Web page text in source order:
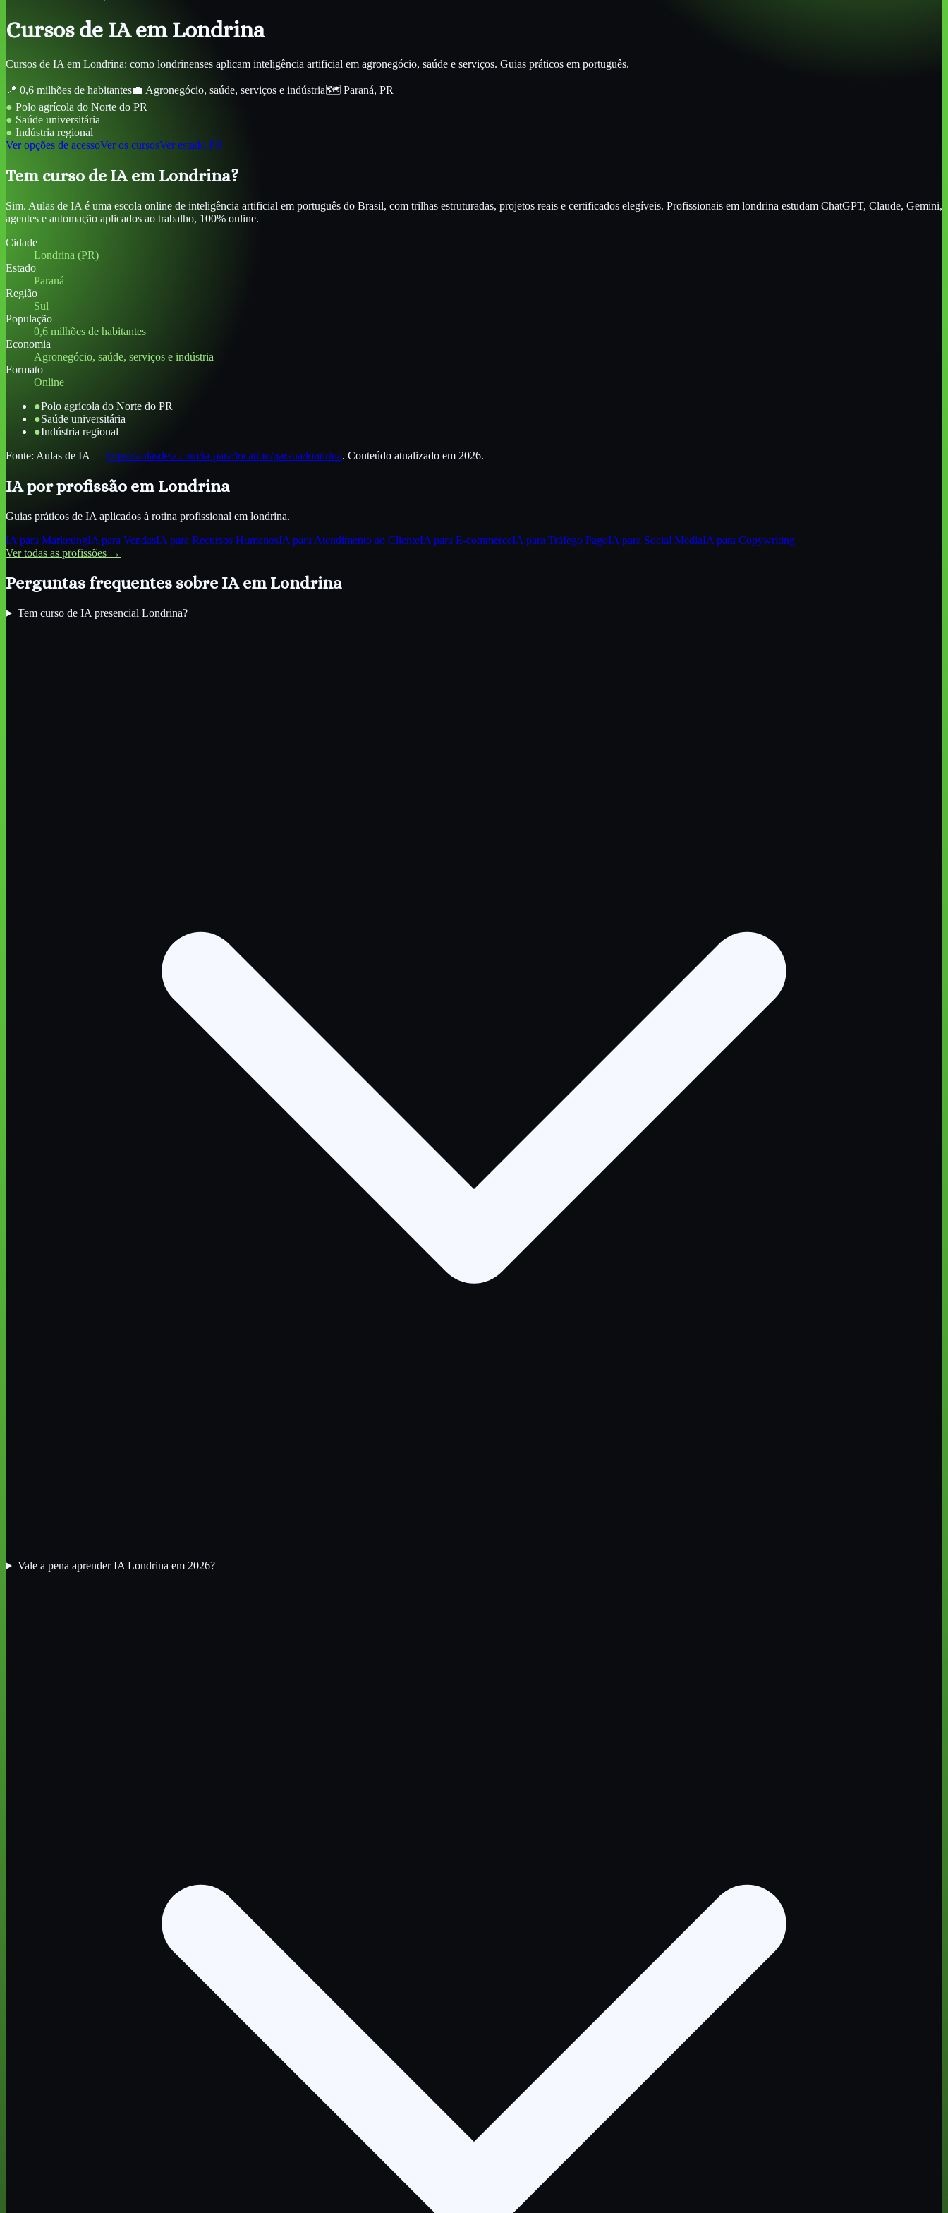
Cursos de IAem Londrina
Cursos de IA em Londrina: como londrinenses aplicam inteligência artificial em agronegócio, saúde e serviços. Guias práticos em português.
📍 0,6 milhões de habitantes💼 Agronegócio, saúde, serviços e indústria🗺️ Paraná, PR
● Polo agrícola do Norte do PR
● Saúde universitária
● Indústria regional
Ver opções de acessoVer os cursosVer estado PR
Tem curso de IA em Londrina?
Sim. Aulas de IA é uma escola online de inteligência artificial em português do Brasil, com trilhas estruturadas, projetos reais e certificados elegíveis. Profissionais em londrina estudam ChatGPT, Claude, Gemini,
agentes e automação aplicados ao trabalho, 100% online.
Cidade
Londrina (PR)
Estado
Paraná
Região
Sul
População
0,6 milhões de habitantes
Economia
Agronegócio, saúde, serviços e indústria
Formato
Online
●Polo agrícola do Norte do PR
●Saúde universitária
●Indústria regional
Fonte: Aulas de IA — https://aulasdeia.com/ia-para/location/parana/londrina. Conteúdo atualizado em 2026.
IA por profissão em Londrina
Guias práticos de IA aplicados à rotina profissional em londrina.
IA para MarketingIA para VendasIA para Recursos HumanosIA para Atendimento ao ClienteIA para E-commerceIA para Tráfego PagoIA para Social MediaIA para Copywriting
Ver todas as profissões →
Perguntas frequentes sobre IAem Londrina
Tem curso de IA presencial Londrina?
Vale a pena aprender IA Londrina em 2026?